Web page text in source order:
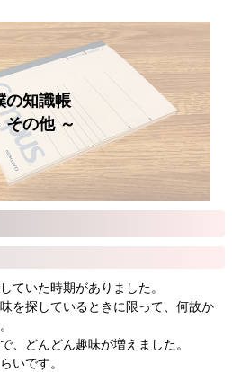
の知識帳
その他 ～
ていた時期がありました。
を探しているときに限って、何故か
、どんどん趣味が増えました。
いです。